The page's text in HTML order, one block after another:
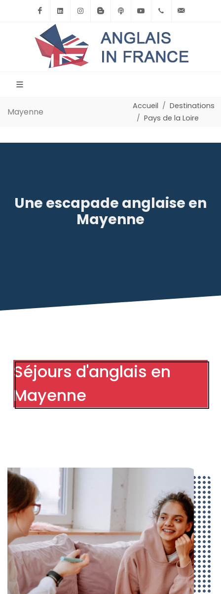
FacebookLinkedinInstagramBlogSpotPodcastYoutube
Mayenne
Accueil
Destinations
Pays de la Loire
Une escapade anglaise en
Mayenne
Séjours d'anglais en
Mayenne